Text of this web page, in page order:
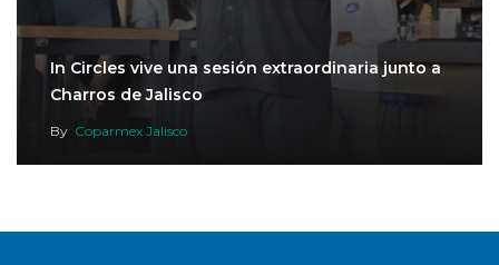
In Circles vive una sesión extraordinaria junto a
Charros de Jalisco
By Coparmex Jalisco